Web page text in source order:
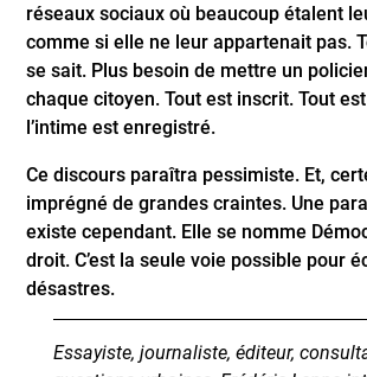
réseaux sociaux où beaucoup étalent
comme si elle ne leur appartenait pas.
se sait. Plus besoin de mettre un
chaque citoyen. Tout est inscrit. Tout
l’intime est enregistré.
Ce discours paraîtra pessimiste. Et,
imprégné de grandes craintes. Une
existe cependant. Elle se nomme
droit. C’est la seule voie possible pour
désastres.
Essayiste, journaliste, éditeur,